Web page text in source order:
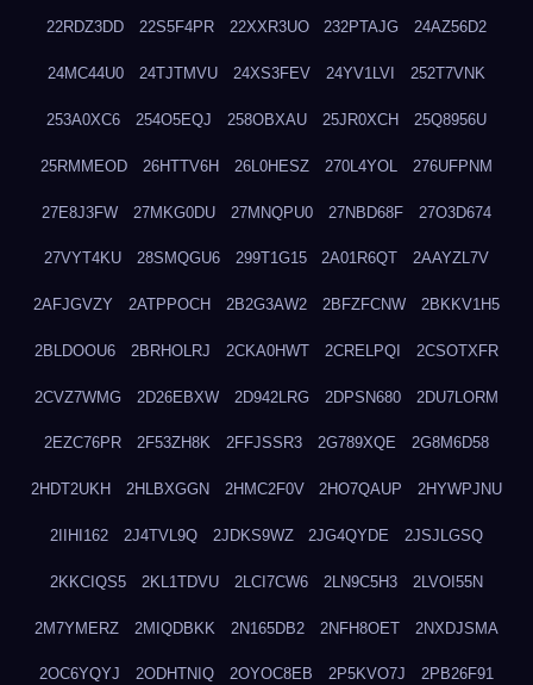
22RDZ3DD 22S5F4PR 22XXR3UO 232PTAJG 24AZ56D2
24MC44U0 24TJTMVU 24XS3FEV 24YV1LVI 252T7VNK
253A0XC6 254O5EQJ 258OBXAU 25JR0XCH 25Q8956U
25RMMEOD 26HTTV6H 26L0HESZ 270L4YOL 276UFPNM
27E8J3FW 27MKG0DU 27MNQPU0 27NBD68F 27O3D674
27VYT4KU 28SMQGU6 299T1G15 2A01R6QT 2AAYZL7V
2AFJGVZY 2ATPPOCH 2B2G3AW2 2BFZFCNW 2BKKV1H5
2BLDOOU6 2BRHOLRJ 2CKA0HWT 2CRELPQI 2CSOTXFR
2CVZ7WMG 2D26EBXW 2D942LRG 2DPSN680 2DU7LORM
2EZC76PR 2F53ZH8K 2FFJSSR3 2G789XQE 2G8M6D58
2HDT2UKH 2HLBXGGN 2HMC2F0V 2HO7QAUP 2HYWPJNU
2IIHI162 2J4TVL9Q 2JDKS9WZ 2JG4QYDE 2JSJLGSQ
2KKCIQS5 2KL1TDVU 2LCI7CW6 2LN9C5H3 2LVOI55N
2M7YMERZ 2MIQDBKK 2N165DB2 2NFH8OET 2NXDJSMA
2OC6YQYJ 2ODHTNIQ 2OYOC8EB 2P5KVO7J 2PB26F91